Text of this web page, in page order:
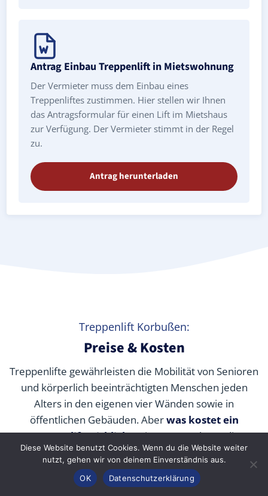
Antrag Einbau Treppenlift in Mietswohnung
Der Vermieter muss dem Einbau eines
Treppenliftes zustimmen. Hier stellen wir Ihnen
das Antragsformular für einen Lift im Mietshaus
zur Verfügung. Der Vermieter stimmt in der Regel
zu.
Antrag herunterladen
Treppenlift Korbußen:
Preise & Kosten
Treppenlifte gewährleisten die Mobilität von Senioren
und körperlich beeinträchtigten Menschen jeden
Alters in den eigenen vier Wänden sowie in
öffentlichen Gebäuden. Aberwas kostet ein
Treppenlift wirklich? Wir verraten Ihnen die
durchschnittlichen Preise unserer Fachpartner je nach
Modell und wie Sie die Kosten durch Zuschüsse,
Fördermittel und Alternativen senken können.
Konfigurator
Diese Website benutzt Cookies. Wenn du die Website weiter
nutzt, gehen wir von deinem Einverständnis aus.
OK
Datenschutzerklärung